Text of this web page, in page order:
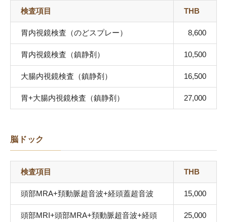
検査項目 THB
胃内視鏡検査（のどスプレー） 8,600
胃内視鏡検査（鎮静剤） 10,500
大腸内視鏡検査（鎮静剤） 16,500
胃+大腸内視鏡検査（鎮静剤） 27,000
脳ドック
検査項目 THB
頭部MRA+頚動脈超音波+経頭蓋超音波 15,000
頭部MRI+頭部MRA+頚動脈超音波+経頭
25,000